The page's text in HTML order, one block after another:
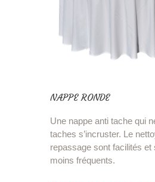
NAPPE RONDE
Une nappe anti tache qui
taches s’incruster. Le
repassage sont facilités et
moins fréquents.